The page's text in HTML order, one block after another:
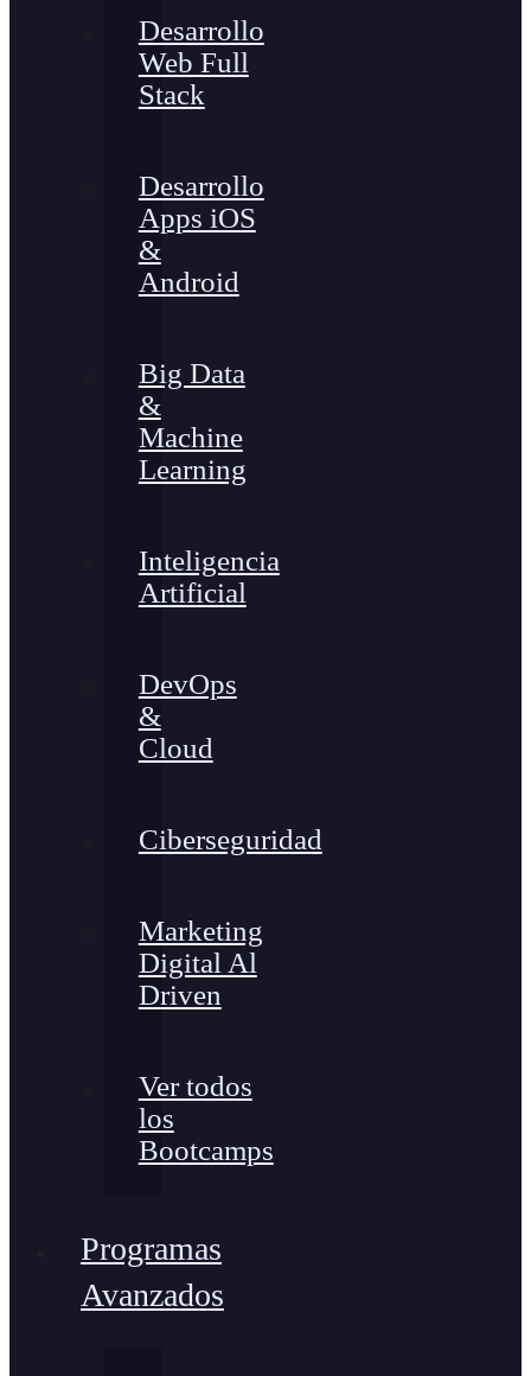
Desarrollo
Web Full
Stack
Desarrollo
Apps iOS
&
Android
Big Data
&
Machine
Learning
Inteligencia
Artificial
DevOps
&
Cloud
Ciberseguridad
Marketing
Digital Al
Driven
Ver todos
los
Bootcamps
Programas
Avanzados